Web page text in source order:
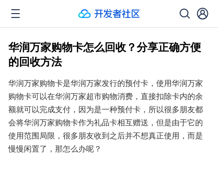
华润万家购物卡怎么回收？分享正确方便
的回收方法
华润万家购物卡是华润万家发行的预付卡，使用华润万家
购物卡可以在华润万家超市购物消费，直接扣除卡内的余
额就可以完成支付，因为是一种预付卡，所以很多朋友都
会将华润万家购物卡作为礼品卡相互赠送，但是由于它的
使用范围局限，很多朋友收到之后并不想真正使用，而是
慢慢闲置了，那怎么办呢？